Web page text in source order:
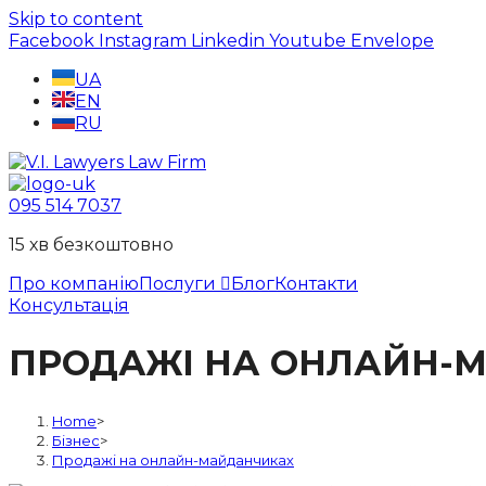
Skip to content
Facebook Instagram Linkedin Youtube Envelope
UA
EN
RU
095 514 7037
15 хв безкоштовно
Про компаніюПослуги БлогКонтакти
Консультація
ПРОДАЖІ НА ОНЛАЙН-
Home>
Бізнес>
Продажі на онлайн-майданчиках